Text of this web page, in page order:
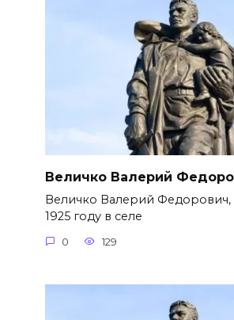
Величко Валерий
Величко Валерий Федорович,
1925 году в селе
0 129